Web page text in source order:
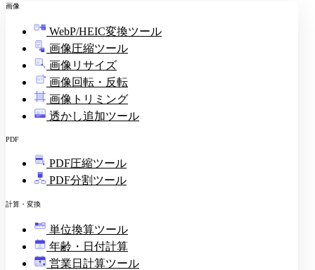
画像
WebP/HEIC変換ツール
画像圧縮ツール
画像リサイズ
画像回転・反転
画像トリミング
透かし追加ツール
PDF
PDF圧縮ツール
PDF分割ツール
計算・変換
単位換算ツール
年齢・日付計算
営業日計算ツール